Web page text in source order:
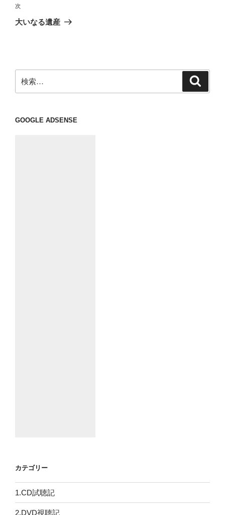
ビ
ゲ
ン
稿
次
の
次
大いなる遺産
索:
GOOGLE ADSENSE
カテゴリー
1.CD試聴記
2.DVD視聴記